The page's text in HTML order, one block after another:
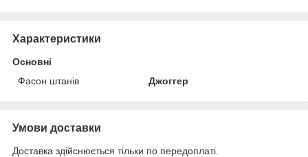
Характеристики
Основні
Фасон штанів
Джоггер
Умови доставки
Доставка здійснюється тільки по передоплаті.